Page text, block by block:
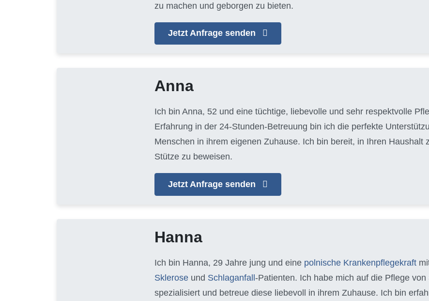
zu machen und geborgen zu bieten.
Jetzt Anfrage senden
Anna
Ich bin Anna, 52 und eine tüchtige, liebevolle und sehr respektvolle
Erfahrung in der 24-Stunden-Betreuung bin ich die perfekte
Menschen in ihrem eigenen Zuhause. Ich bin bereit, in Ihren Haushalt
Stütze zu beweisen.
Jetzt Anfrage senden
Hanna
Ich bin Hanna, 29 Jahre jung und eine polnische Krankenpflegekraft
Sklerose und Schlaganfall-Patienten. Ich habe mich auf die Pflege
spezialisiert und betreue diese liebevoll in ihrem Zuhause. Ich bin